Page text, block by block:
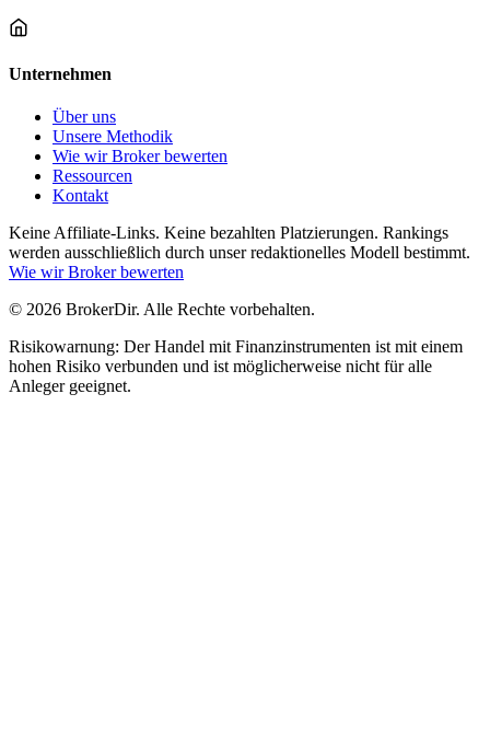
Unternehmen
Über uns
Unsere Methodik
Wie wir Broker bewerten
Ressourcen
Kontakt
Keine Affiliate-Links. Keine bezahlten Platzierungen. Rankings
werden ausschließlich durch unser redaktionelles Modell bestimmt.
Wie wir Broker bewerten
© 2026 BrokerDir. Alle Rechte vorbehalten.
Risikowarnung: Der Handel mit Finanzinstrumenten ist mit einem
hohen Risiko verbunden und ist möglicherweise nicht für alle
Anleger geeignet.